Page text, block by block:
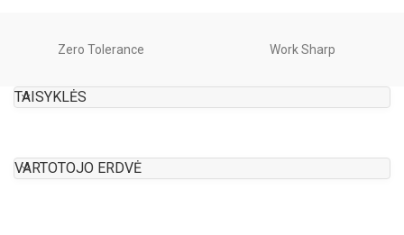
Zero Tolerance Work Sharp
TAISYKLĖS
VARTOTOJO ERDVĖ